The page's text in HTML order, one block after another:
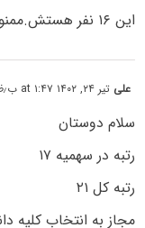
این ۱۶ نفر هستش.ممنون میشم پاسخ بدید
علی تیر ۲۴, ۱۴۰۲ at ۱:۴۷ ب٫ظ
سلام دوستان
رتبه در سهمیه ۱۷
رتبه کل ۲۱
مجاز به انتخاب کلیه